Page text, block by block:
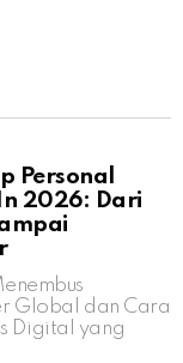
Personal
2026: Dari
Global dan Cara
Digital yang